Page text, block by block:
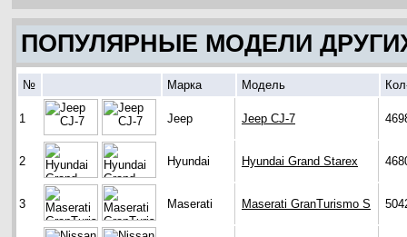
ПОПУЛЯРНЫЕ МОДЕЛИ
№ Марка Модель
1 Jeep Jeep CJ-7
2 Hyundai Hyundai Grand Starex
3 Maserati Maserati GranTurismo S